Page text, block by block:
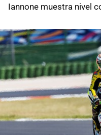
Iannone muestra nivel